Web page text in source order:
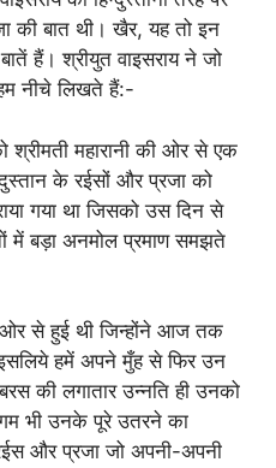
की बात थी। खैर, यह तो इन
हैं। श्रीयुत वाइसराय ने जो
नीचे लिखते हैं:-
महारानी की ओर से एक
के रईसों और प्रजा को
गया था जिसको उस दिन से
में बड़ा अनमोल प्रमाण समझते
ओर से हुई थी जिन्होंने आज तक
हमें अपने मुँह से फिर उन
की लगातार उन्नति ही उनको
भी उनके पूरे उतरने का
और प्रजा जो अपनी-अपनी